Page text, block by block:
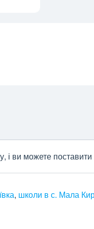
і ви можете
, школи в с. Мала